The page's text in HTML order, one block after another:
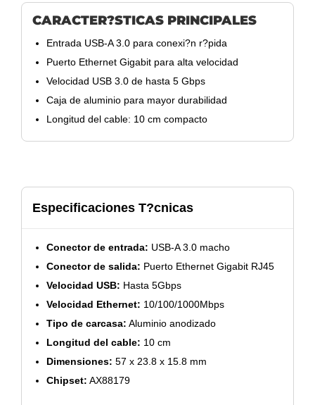
CARACTER?STICAS PRINCIPALES
Entrada USB-A 3.0 para conexi?n r?pida
Puerto Ethernet Gigabit para alta velocidad
Velocidad USB 3.0 de hasta 5 Gbps
Caja de aluminio para mayor durabilidad
Longitud del cable: 10 cm compacto
Especificaciones T?cnicas
Conector de entrada: USB-A 3.0 macho
Conector de salida: Puerto Ethernet Gigabit RJ45
Velocidad USB: Hasta 5Gbps
Velocidad Ethernet: 10/100/1000Mbps
Tipo de carcasa: Aluminio anodizado
Longitud del cable: 10 cm
Dimensiones: 57 x 23.8 x 15.8 mm
Chipset: AX88179